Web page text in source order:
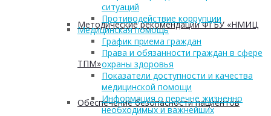
Методические рекомендации ФГБУ «НМИЦ
ТПМ»
Обеспечение безопасности пациентов
ситуаций
Противодействие коррупции
Медицинская помощь
График приема граждан
Права и обязанности граждан в сфере
охраны здоровья
Показатели доступности и качества
медицинской помощи
Информация о перечне жизненно
необходимых и важнейших